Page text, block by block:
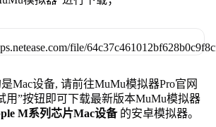
Mac设备, 请前往MuMu模拟器Pro官网
用”按钮即可下载最新版本MuMu模拟器
M系列芯片Mac设备 的安卓模拟器。